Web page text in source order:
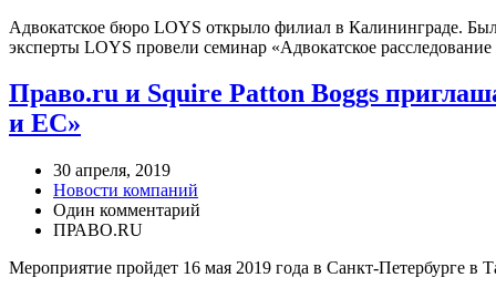
Адвокатское бюро LOYS открыло филиал в Калининграде.
эксперты LOYS провели семинар «Адвокатское
Право.ru и Squire Patton Boggs
и ЕС»
30 апреля, 2019
Новости компаний
Один комментарий
ПРАВО.RU
Мероприятие пройдет 16 мая 2019 года в Санкт-Петербурге